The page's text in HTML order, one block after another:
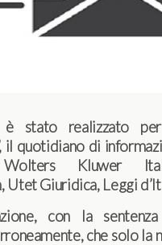
è stato realizzato
il quotidiano di
Wolters Kluwer
Utet Giuridica, Leggi
con la
che solo la